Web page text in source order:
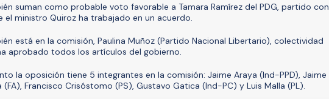
suman como probable voto favorable a Tamara Ramírez del PDG, partido con
el ministro Quiroz ha trabajado en un acuerdo.
está en la comisión, Paulina Muñoz (Partido Nacional Libertario), colectividad
aprobado todos los artículos del gobierno.
la oposición tiene 5 integrantes en la comisión: Jaime Araya (Ind-PPD), Jaime
(FA), Francisco Crisóstomo (PS), Gustavo Gatica (Ind-PC) y Luis Malla (PL).